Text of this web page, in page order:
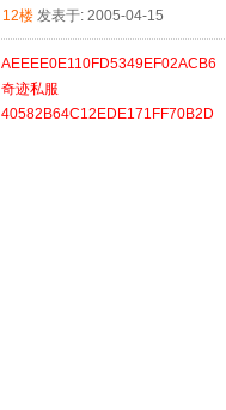
12楼 发表于: 2005-04-15
AEEEE0E110FD5349EF02ACB6
奇迹私服
40582B64C12EDE171FF70B2D